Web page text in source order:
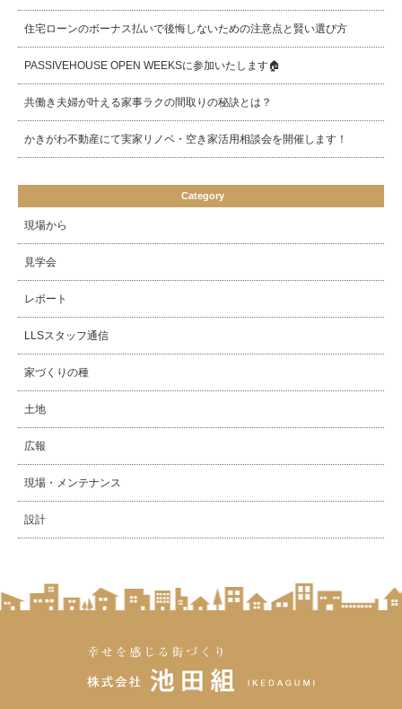
住宅ローンのボーナス払いで後悔しないための注意点と賢い選び方
PASSIVEHOUSE OPEN WEEKSに参加いたします🏠
共働き夫婦が叶える家事ラクの間取りの秘訣とは？
かきがわ不動産にて実家リノベ・空き家活用相談会を開催します！
Category
現場から
見学会
レポート
LLSスタッフ通信
家づくりの種
土地
広報
現場・メンテナンス
設計